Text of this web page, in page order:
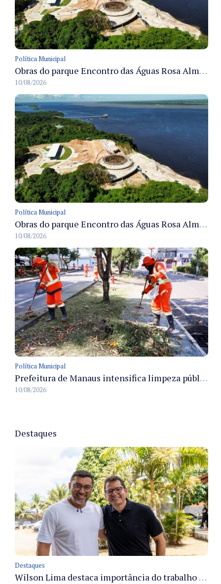
Política Municipal
Obras do parque Encontro das Águas Rosa Almeida avançam em várias frentes e consolidam estruturas em Manaus
10/08/2026
Política Municipal
Obras do parque Encontro das Águas Rosa Almeida avançam com frentes simultâneas nesta quinzena
10/08/2026
Política Municipal
Prefeitura de Manaus intensifica limpeza pública em 71 pontos da cidade durante cronograma de verão
10/08/2026
Destaques
Destaques
Wilson Lima destaca importância do trabalho executado por Marcellus Campêlo no Amazonas, em áreas como habitação e saneamento